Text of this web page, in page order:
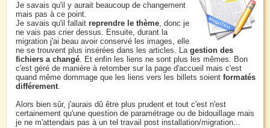
Je savais qu'il y aurait beaucoup de changement
mais pas à ce point.
Je savais qu'il fallaitreprendre le thème, donc je
ne vais pas crier dessus. Ensuite, durant la
migration j'ai beau avoir conservé les images, elle
ne se trouvent plus insérées dans les articles. Lagestion des
fichiers a changé. Et enfin les liens ne sont plus les mêmes. Bon
c'est géré de manière à retomber sur la page d'accueil mais c'est
quand même dommage que les liens vers les billets soientformatés
différement.
Alors bien sûr, j'aurais dû être plus prudent et tout c'est n'est
certainement qu'une question de paramétrage ou de bidouillage mais
je ne m'attendais pas à un tel travail post installation/migration...